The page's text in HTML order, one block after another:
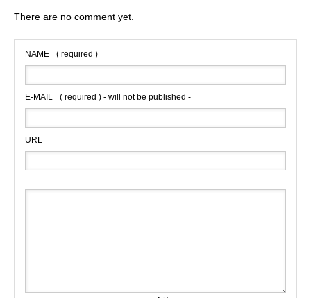
There are no comment yet.
NAME ( required )
E-MAIL ( required ) - will not be published -
URL